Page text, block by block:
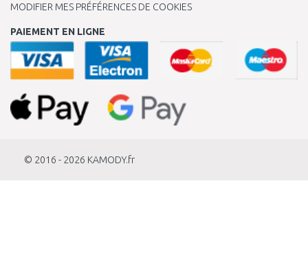
MODIFIER MES PRÉFÉRENCES DE COOKIES
PAIEMENT EN LIGNE
© 2016 - 2026 KAMODY.fr